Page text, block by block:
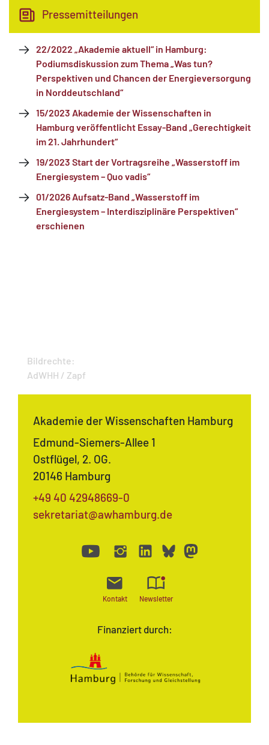
Pressemitteilungen
22/2022 „Akademie aktuell“ in Hamburg:
Podiumsdiskussion zum Thema „Was tun?
Perspektiven und Chancen der Energieversorgung
in Norddeutschland“
15/2023 Akademie der Wissenschaften in
Hamburg veröffentlicht Essay-Band „Gerechtigkeit
im 21. Jahrhundert“
19/2023 Start der Vortragsreihe „Wasserstoff im
Energiesystem – Quo vadis“
01/2026 Aufsatz-Band „Wasserstoff im
Energiesystem – Interdisziplinäre Perspektiven“
erschienen
Bildrechte:
AdWHH / Zapf
Finanziert durch:
Akademie der Wissenschaften Hamburg
Edmund-Siemers-Allee 1
Ostflügel, 2. OG.
20146 Hamburg
+49 40 42948669-0
sekretariat@awhamburg.de
Kontakt Newsletter